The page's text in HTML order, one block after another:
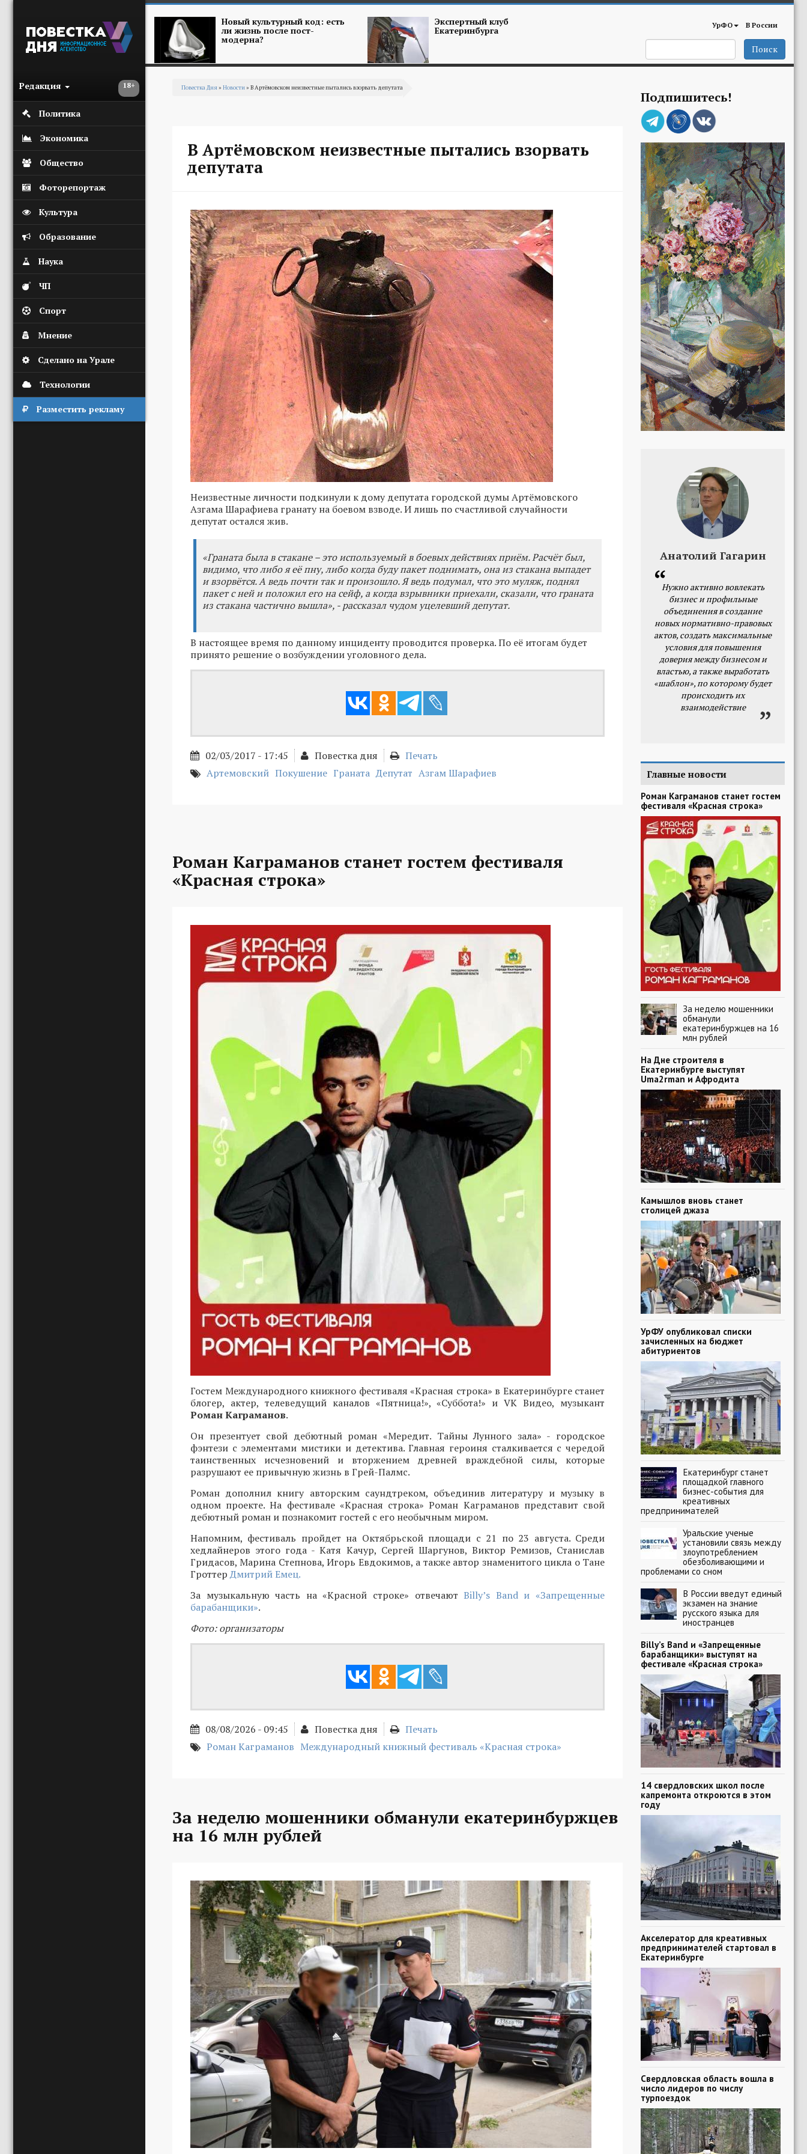
18+
Редакция
Политика
Экономика
Общество
Фоторепортаж
Культура
Образование
Наука
ЧП
Спорт
Мнение
Сделано на Урале
Технологии
Разместить рекламу
Новый культурный код: есть
ли жизнь после пост-
модерна?
Экспертный клуб
Екатеринбурга УрФО В России
Поиск
Повестка Дня» Новости» В Артёмовском неизвестные пытались взорвать депутата
В Артёмовском неизвестные пытались взорвать
депутата
Неизвестные личности подкинули к дому депутата городской думы Артёмовского
Азгама Шарафиева гранату на боевом взводе. И лишь по счастливой случайности
депутат остался жив.
«Граната была в стакане – это используемый в боевых действиях приём. Расчёт был,
видимо, что либо я её пну, либо когда буду пакет поднимать, она из стакана выпадет
и взорвётся. А ведь почти так и произошло. Я ведь подумал, что это муляж, поднял
пакет с ней и положил его на сейф, а когда взрывники приехали, сказали, что граната
из стакана частично вышла», - рассказал чудом уцелевший депутат.
В настоящее время по данному инциденту проводится проверка. По её итогам будет
принято решение о возбуждении уголовного дела.
02/03/2017 - 17:45 Повестка дня
Печать
Артемовский Покушение Граната Депутат Азгам Шарафиев
Роман Каграманов станет гостем фестиваля
«Красная строка»
Гостем Международного книжного фестиваля «Красная строка» в Екатеринбурге станет
блогер, актер, телеведущий каналов «Пятница!», «Суббота!» и VK Видео, музыкант
Роман Каграманов.
Он презентует свой дебютный роман «Мередит. Тайны Лунного зала» - городское
фэнтези с элементами мистики и детектива. Главная героиня сталкивается с чередой
таинственных исчезновений и вторжением древней враждебной силы, которые
разрушают ее привычную жизнь в Грей-Палмс.
Роман дополнил книгу авторским саундтреком, объединив литературу и музыку в
одном проекте. На фестивале «Красная строка» Роман Каграманов представит свой
дебютный роман и познакомит гостей с его необычным миром.
Напомним, фестиваль пройдет на Октябрьской площади с 21 по 23 августа. Среди
хедлайнеров этого года - Катя Качур, Сергей Шаргунов, Виктор Ремизов, Станислав
Гридасов, Марина Степнова, Игорь Евдокимов, а также автор знаменитого цикла о Тане
ГроттерДмитрий Емец.
За музыкальную часть на «Красной строке» отвечаютBilly’s Band и «Запрещенные
барабанщики».
Фото: организаторы
08/08/2026 - 09:45 Повестка дня
Печать
Роман Каграманов Международный книжный фестиваль «Красная строка»
За неделю мошенники обманули екатеринбуржцев
на 16 млн рублей
Подпишитесь!
Анатолий Гагарин
Нужно активно вовлекать
бизнес и профильные
объединения в создание
новых нормативно-правовых
актов, создать максимальные
условия для повышения
доверия между бизнесом и
властью, а также выработать
«шаблон», по которому будет
происходить их
взаимодействие
Главные новости
Роман Каграманов станет гостем
фестиваля «Красная строка»
За неделю мошенники
обманули
екатеринбуржцев на 16
млн рублей
На Дне строителя в
Екатеринбурге выступят
Uma2rman и Афродита
Камышлов вновь станет
столицей джаза
УрФУ опубликовал списки
зачисленных на бюджет
абитуриентов
Екатеринбург станет
площадкой главного
бизнес-события для
креативных
предпринимателей
Уральские ученые
установили связь между
злоупотреблением
обезболивающими и
проблемами со сном
В России введут единый
экзамен на знание
русского языка для
иностранцев
Billy’s Band и «Запрещенные
барабанщики» выступят на
фестивале «Красная строка»
14 свердловских школ после
капремонта откроются в этом
году
Акселератор для креативных
предпринимателей стартовал в
Екатеринбурге
Свердловская область вошла в
число лидеров по числу
турпоездок